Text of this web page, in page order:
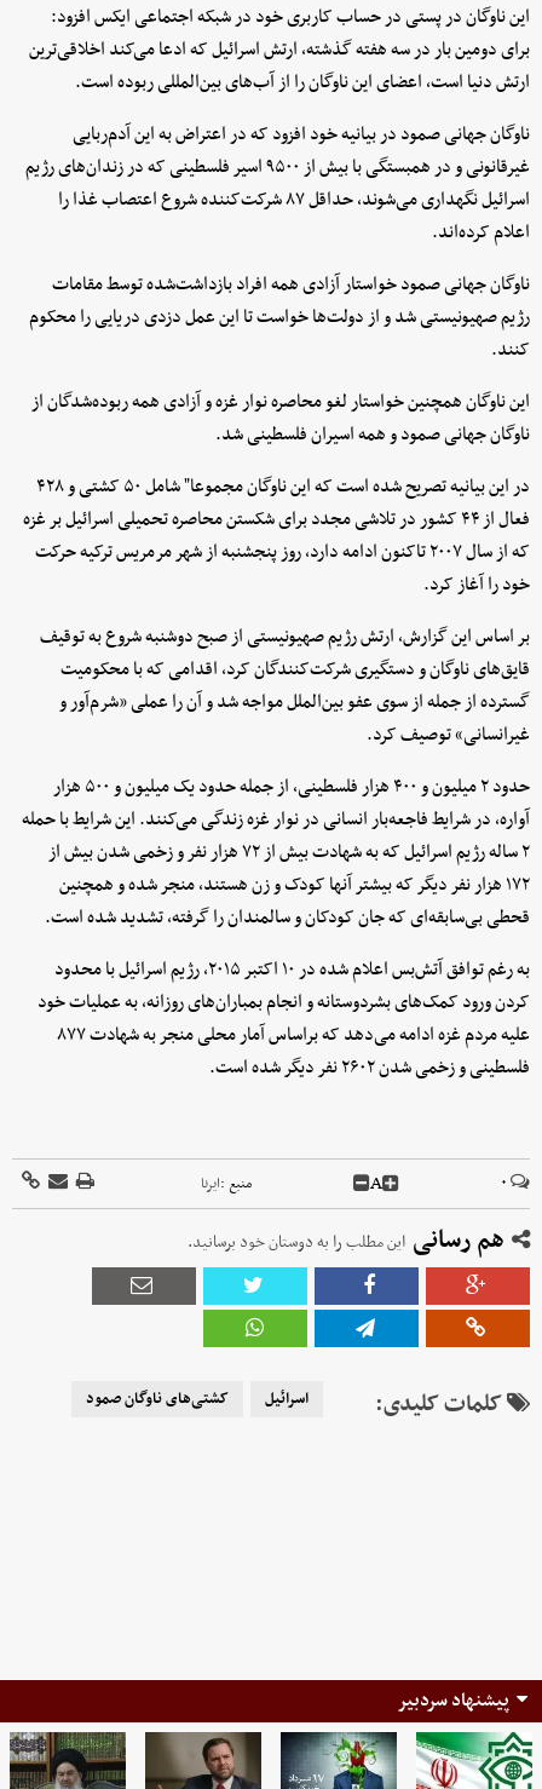
این ناوگان در پستی در حساب کاربری خود در شبکه اجتماعی ایکس افزود:
برای دومین بار در سه هفته گذشته، ارتش اسرائیل که ادعا می‌کند اخلاقی‌ترین
ارتش دنیا است، اعضای این ناوگان را از آب‌های بین‌المللی ربوده است.
ناوگان جهانی صمود در بیانیه خود افزود که در اعتراض به این آدم‌ربایی
غیرقانونی و در همبستگی با بیش از ۹۵۰۰ اسیر فلسطینی که در زندان‌های رژیم
اسرائیل نگهداری می‌شوند، حداقل ۸۷ شرکت‌کننده شروع اعتصاب غذا را
اعلام کرده‌اند.
ناوگان جهانی صمود خواستار آزادی همه افراد بازداشت‌شده توسط مقامات
رژیم صهیونیستی شد و از دولت‌ها خواست تا این عمل دزدی دریایی را محکوم
کنند.
این ناوگان همچنین خواستار لغو محاصره نوار غزه و آزادی همه ربوده‌شدگان از
ناوگان جهانی صمود و همه اسیران فلسطینی شد.
در این بیانیه تصریح شده است که این ناوگان مجموعا" شامل ۵۰ کشتی و ۴۲۸
فعال از ۴۴ کشور در تلاشی مجدد برای شکستن محاصره تحمیلی اسرائیل بر غزه
که از سال ۲۰۰۷ تاکنون ادامه دارد، روز پنجشنبه از شهر مرمریس ترکیه حرکت
خود را آغاز کرد.
بر اساس این گزارش، ارتش رژیم صهیونیستی از صبح دوشنبه شروع به توقیف
قایق‌های ناوگان و دستگیری شرکت‌کنندگان کرد، اقدامی که با محکومیت
گسترده از جمله از سوی عفو بین‌الملل مواجه شد و آن را عملی «شرم‌آور و
غیرانسانی» توصیف کرد.
حدود ۲ میلیون و ۴۰۰ هزار فلسطینی، از جمله حدود یک میلیون و ۵۰۰ هزار
آواره، در شرایط فاجعه‌بار انسانی در نوار غزه زندگی می‌کنند. این شرایط با حمله
۲ ساله رژیم اسرائیل که به شهادت بیش از ۷۲ هزار نفر و زخمی شدن بیش از
۱۷۲ هزار نفر دیگر که بیشتر آنها کودک و زن هستند، منجر شده و همچنین
قحطی بی‌سابقه‌ای که جان کودکان و سالمندان را گرفته، تشدید شده است.
به رغم توافق آتش‌بس اعلام شده در ۱۰ اکتبر ۲۰۱۵، رژیم اسرائیل با محدود
کردن ورود کمک‌های بشردوستانه و انجام بمباران‌های روزانه، به عملیات خود
علیه مردم غزه ادامه می‌دهد که براساس آمار محلی منجر به شهادت ۸۷۷
فلسطینی و زخمی شدن ۲۶۰۲ نفر دیگر شده است.
۰ A منبع :ایرنا
هم رسانی این مطلب را به دوستان خود برسانید.
کلمات کلیدی: اسرائیل کشتی‌های ناوگان صمود
پیشنهاد سردبیر